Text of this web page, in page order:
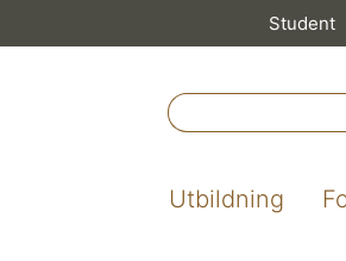
Student
Utbildning